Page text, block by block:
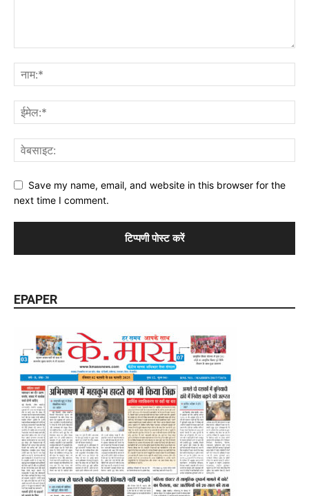
Save my name, email, and website in this browser for the
next time I comment.
EPAPER